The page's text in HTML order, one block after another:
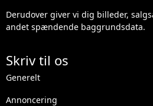
Derudover giver vi dig billeder,
andet spændende baggrundsdata.
Skriv til os
Generelt
Annoncering